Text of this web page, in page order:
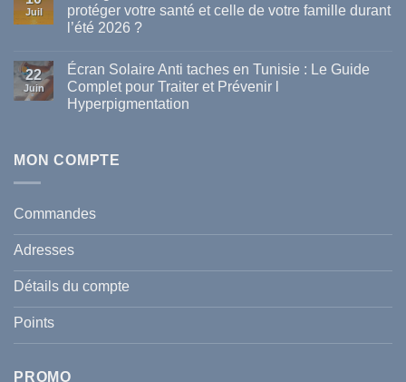
meilleures
marques
disponibles
en
Tunisie
Juil
protéger votre santé et celle de votre famille durant
l’été 2026 ?
sur
La
vague
de
comment
et
celle
de
votre
famille
durant
l’été
2026
?
22
Juin
Écran Solaire Anti taches en Tunisie : Le Guide
Complet pour Traiter et Prévenir l
Hyperpigmentation
Écran
Solaire
Tunisie
Guide
pour
Traiter
Prévenir
MON COMPTE
Commandes
Adresses
Détails du compte
Points
PROMO